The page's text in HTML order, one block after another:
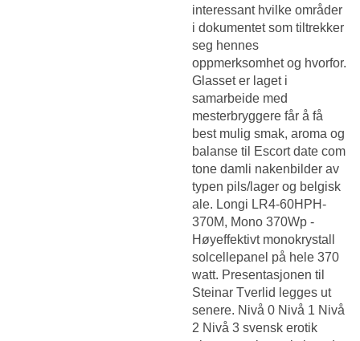
interessant hvilke områder
i dokumentet som tiltrekker
seg hennes
oppmerksomhet og hvorfor.
Glasset er laget i
samarbeide med
mesterbryggere får å få
best mulig smak, aroma og
balanse til
Escort date com
tone damli nakenbilder av
typen pils/lager og belgisk
ale. Longi LR4-60HPH-
370M, Mono 370Wp -
Høyeffektivt monokrystall
solcellepanel på hele 370
watt. Presentasjonen til
Steinar Tverlid legges ut
senere. Nivå 0 Nivå 1 Nivå
2 Nivå 3 svensk erotik